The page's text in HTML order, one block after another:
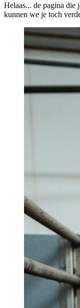
Helaas... de pagina die
kunnen we je toch